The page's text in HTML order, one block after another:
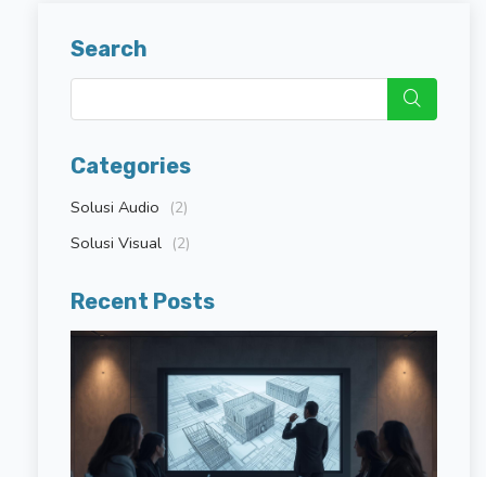
Search
Categories
Solusi Audio (2)
Solusi Visual (2)
Recent Posts